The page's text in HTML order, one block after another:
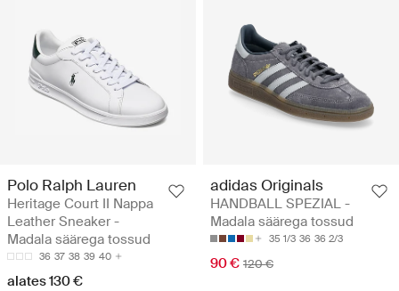
Polo Ralph Lauren
Heritage Court II Nappa
Leather Sneaker -
Madala säärega tossud
36 37 38 39 40
alates 130 €
adidas Originals
HANDBALL SPEZIAL -
Madala säärega tossud
35 1/3 36 36 2/3
90 € 120 €